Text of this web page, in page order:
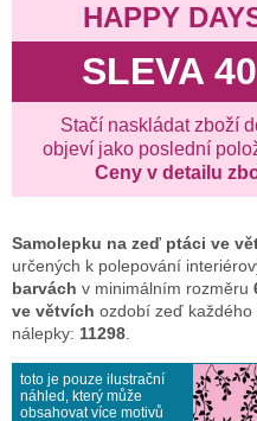
HAPPY
SLEVA
Stačí naskládat zboží
objeví jako poslední
Ceny v detailu
Samolepku na zeď ptáci ve
určených k polepování
barvách v minimálním rozměru
ve větvích ozdobí zeď
nálepky: 11298
toto je pouze ilustrační
náhled, který může
obsahovat více motivů